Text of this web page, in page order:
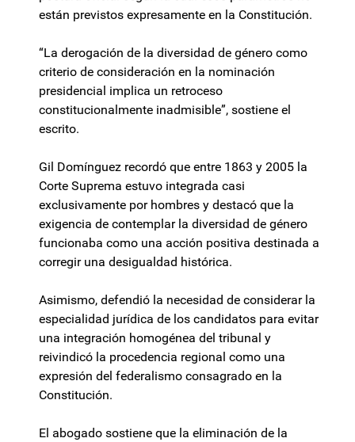
están previstos expresamente en la Constitución.
“La derogación de la diversidad de género como
criterio de consideración en la nominación
presidencial implica un retroceso
constitucionalmente inadmisible”, sostiene el
escrito.
Gil Domínguez recordó que entre 1863 y 2005 la
Corte Suprema estuvo integrada casi
exclusivamente por hombres y destacó que la
exigencia de contemplar la diversidad de género
funcionaba como una acción positiva destinada a
corregir una desigualdad histórica.
Asimismo, defendió la necesidad de considerar la
especialidad jurídica de los candidatos para evitar
una integración homogénea del tribunal y
reivindicó la procedencia regional como una
expresión del federalismo consagrado en la
Constitución.
El abogado sostiene que la eliminación de la